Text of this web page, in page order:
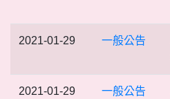
2021-01-29 一般公告
2021-01-29 一般公告